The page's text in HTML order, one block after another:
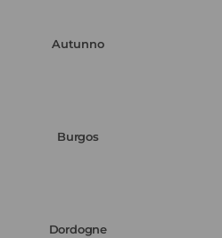
Autunno
Burgos
Dordogne